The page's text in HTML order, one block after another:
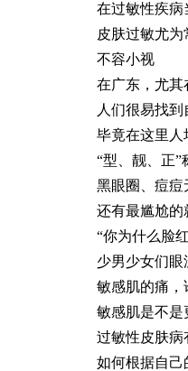
在过敏性疾病
皮肤过敏尤为
不容小视
在广东，尤其
人们很易找到
毕竟在这里人
“型、靓、正”
黑眼圈、痘痘
还有最尴尬
“你为什么脸
少男少女们眼
敏感肌的痛，
敏感肌是不是
过敏性皮肤病
如何根据自己